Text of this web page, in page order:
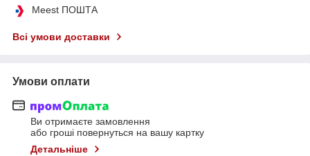
Meest ПОШТА
Всі умови доставки
Умови оплати
Ви отримаєте замовлення
або гроші повернуться на вашу картку
Детальніше